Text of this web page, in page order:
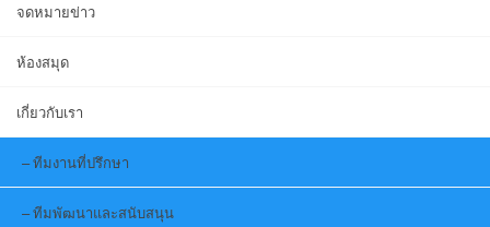
จดหมายข่าว
ห้องสมุด
เกี่ยวกับเรา
ทีมงานที่ปรึกษา
ทีมพัฒนาและสนับสนุน